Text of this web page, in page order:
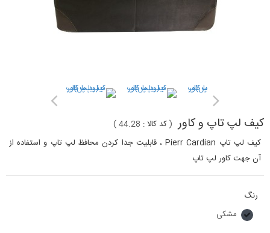
کیف لپ تاپ و کاور (کد کالا : 44.28
)
کیف لپ تاپ Pierr Cardian ، قابلیت جدا کردن محافظ لپ تاپ و استفاده از
آن جهت کاور لپ تاپ
رنگ
مشکی